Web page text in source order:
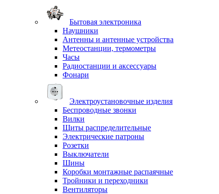
Бытовая электроника
Наушники
Антенны и антенные устройства
Метеостанции, термометры
Часы
Радиостанции и аксессуары
Фонари
Электроустановочные изделия
Беспроводные звонки
Вилки
Щиты распределительные
Электрические патроны
Розетки
Выключатели
Шины
Коробки монтажные распаячные
Тройники и переходники
Вентиляторы